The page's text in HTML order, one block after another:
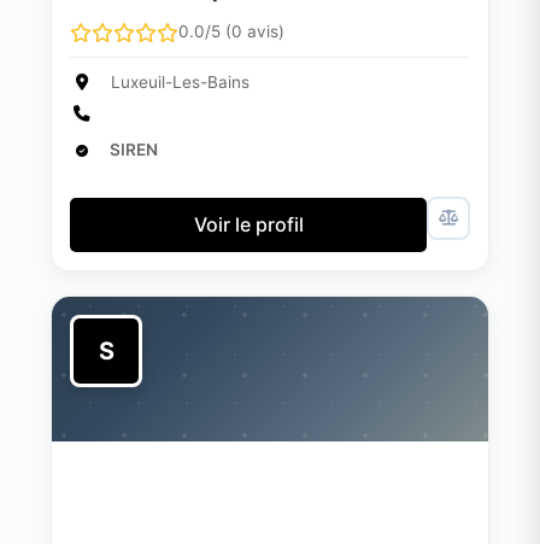
0.0/5 (0 avis)
Luxeuil-Les-Bains
SIREN
Voir le profil
S